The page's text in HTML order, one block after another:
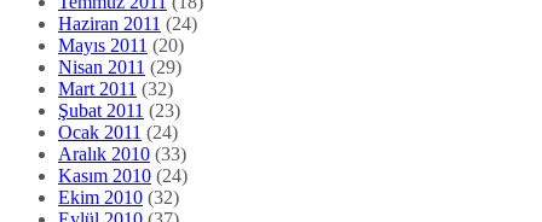
Ekim 2010(32)
Eylül 2010(37)
Ağustos 2010(19)
Temmuz 2010(29)
Haziran 2010(22)
Mayıs 2010(20)
Nisan 2010(11)
Mart 2010(15)
Şubat 2010(15)
Ocak 2010 (8)